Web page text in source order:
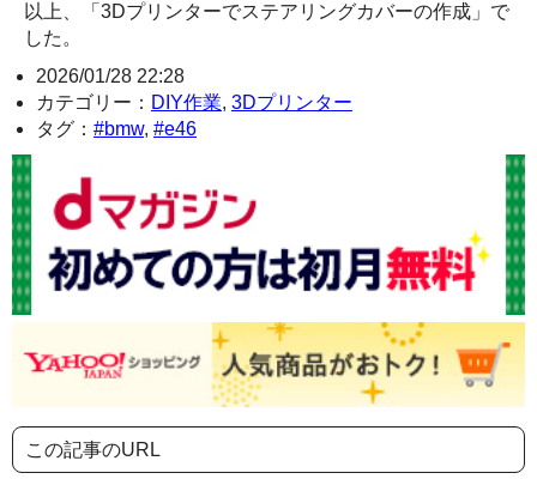
以上、「3Dプリンターでステアリングカバーの作成」で
した。
2026/01/28 22:28
カテゴリー： DIY作業, 3Dプリンター
タグ： #bmw, #e46
この記事のURL